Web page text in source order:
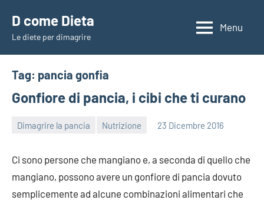
contenuto
D come Dieta
Le diete per dimagrire
Menu
Tag: pancia gonfia
Gonfiore di pancia, i cibi che ti curano
Dimagrire la pancia Nutrizione 23 Dicembre 2016
redazione
Ci sono persone che mangiano e, a seconda di quello che
mangiano, possono avere un gonfiore di pancia dovuto
semplicemente ad alcune combinazioni alimentari che